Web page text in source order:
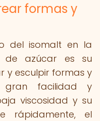
formas y
del isomalt en la
de azúcar es su
y esculpir formas y
gran facilidad y
viscosidad y su
rápidamente, el